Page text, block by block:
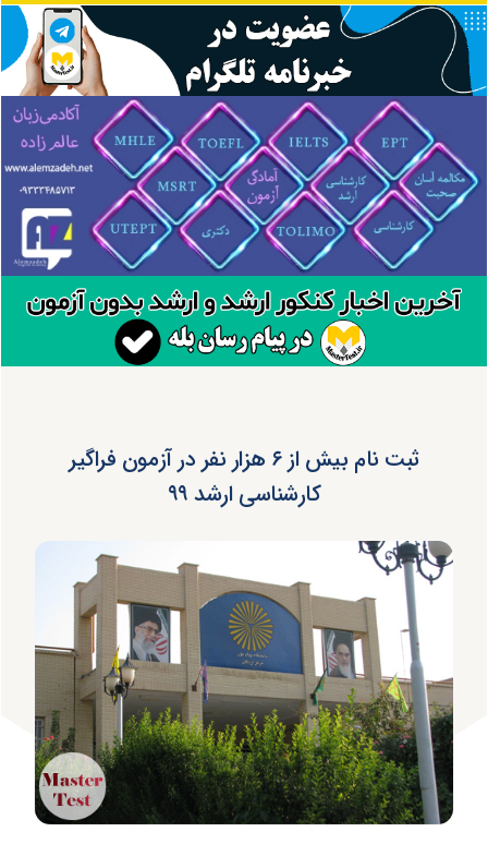
ثبت نام بیش از ۶ هزار نفر در آزمون فراگیر
کارشناسی ارشد ۹۹